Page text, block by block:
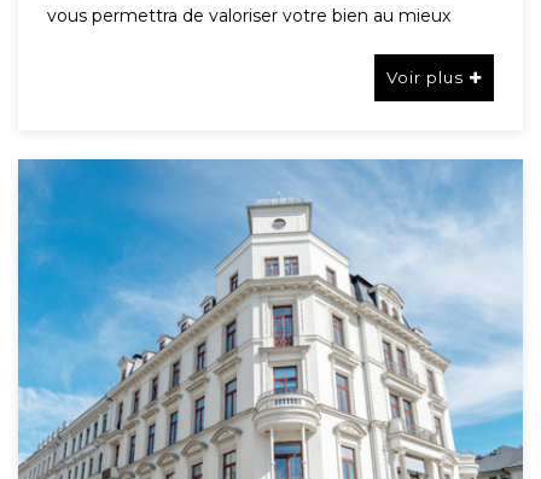
vous permettra de valoriser votre bien au mieux
Voir plus